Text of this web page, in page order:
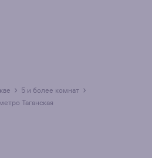
› 5 и более комнат ›
у метро Таганская